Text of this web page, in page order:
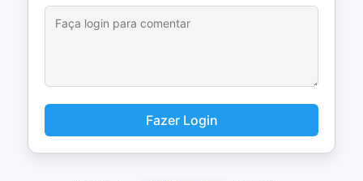
Fazer Login